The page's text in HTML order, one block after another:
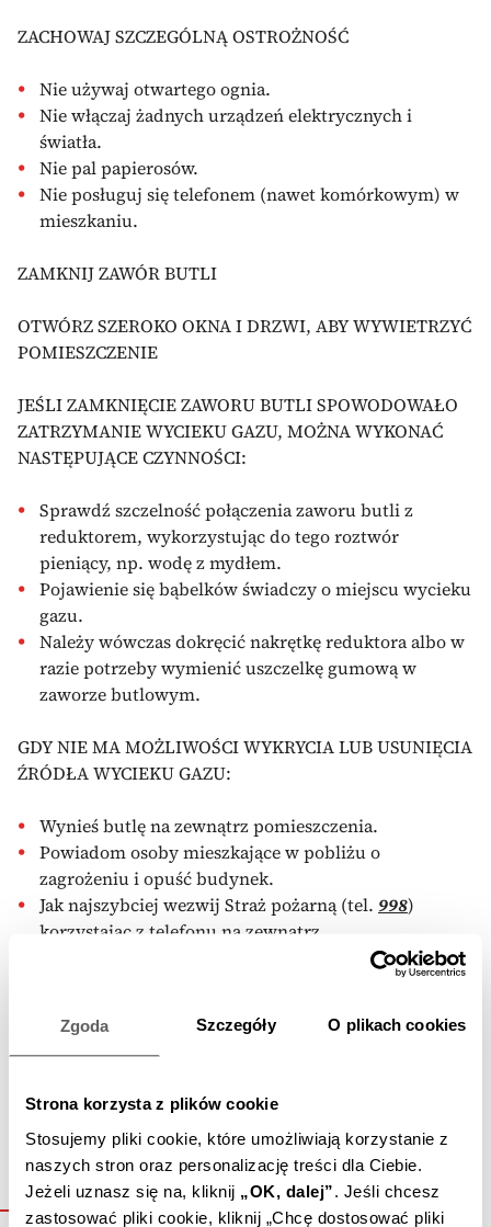
Zgoda Szczegóły O plikach cookies
Strona korzysta z plików cookie
Stosujemy pliki cookie, które umożliwiają korzystanie z
naszych stron oraz personalizację treści dla Ciebie.
Jeżeli uznasz się na, kliknij
„OK, dalej”
Jeśli chcesz
zastosować pliki cookie, kliknij „Chcę dostosować pliki
ZACHOWAJ SZCZEGÓLNĄ OSTROŻNOŚĆ
Nie używaj otwartego ognia.
Nie włączaj żadnych urządzeń elektrycznych i
światła.
Nie pal papierosów.
Nie posługuj się telefonem (nawet komórkowym) w
mieszkaniu.
ZAMKNIJ ZAWÓR BUTLI
OTWÓRZ SZEROKO OKNA I DRZWI, ABY WYWIETRZYĆ
POMIESZCZENIE
JEŚLI ZAMKNIĘCIE ZAWORU BUTLI SPOWODOWAŁO
ZATRZYMANIE WYCIEKU GAZU, MOŻNA WYKONAĆ
NASTĘPUJĄCE CZYNNOŚCI:
Sprawdź szczelność połączenia zaworu butli z
reduktorem, wykorzystując do tego roztwór
pieniący, np. wodę z mydłem.
Pojawienie się bąbelków świadczy o miejscu wycieku
gazu.
Należy wówczas dokręcić nakrętkę reduktora albo w
razie potrzeby wymienić uszczelkę gumową w
zaworze butlowym.
GDY NIE MA MOŻLIWOŚCI WYKRYCIA LUB USUNIĘCIA
ŹRÓDŁA WYCIEKU GAZU:
Wynieś butlę na zewnątrz pomieszczenia.
Powiadom osoby mieszkające w pobliżu o
zagrożeniu i opuść budynek.
Jak najszybciej wezwij Straż pożarną (tel. 998)
korzystając z telefonu na zewnątrz.